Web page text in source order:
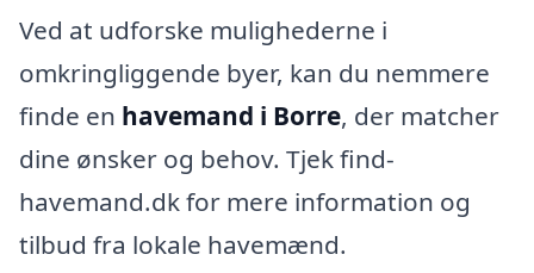
Ved at udforske mulighederne i
omkringliggende byer, kan du nemmere
finde en havemand i Borre, der matcher
dine ønsker og behov. Tjek find-
havemand.dk for mere information og
tilbud fra lokale havemænd.